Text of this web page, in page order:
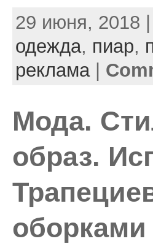
29 июня, 2018 |
одежда, пиар,
реклама|
Мода.
образ.
оборками